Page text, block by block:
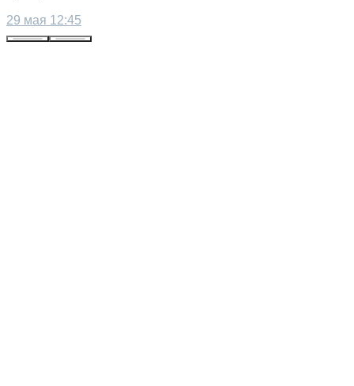
29 мая 12:45